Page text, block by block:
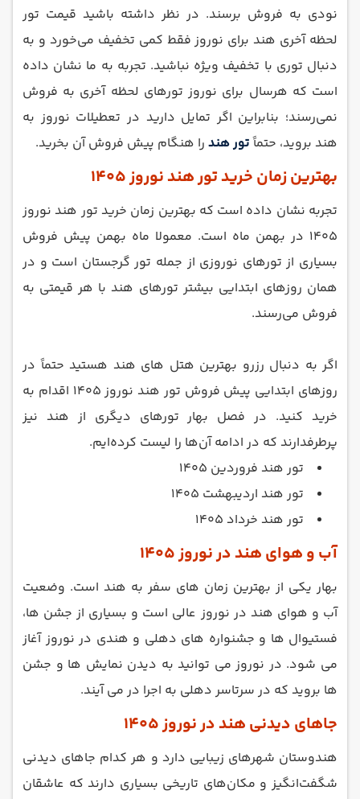
نودی به فروش برسند. در نظر داشته باشید قیمت تور
لحظه آخری هند برای نوروز فقط کمی تخفیف می‌خورد و به
دنبال توری با تخفیف ویژه نباشید. تجربه به ما نشان داده
است که هرسال برای نوروز تورهای لحظه آخری به فروش
نمی‌رسند؛ بنابراین اگر تمایل دارید در تعطیلات نوروز به
هند بروید، حتماًتور هند را هنگام پیش ‌فروش آن بخرید.
بهترین زمان خرید تور هند نوروز 1405
تجربه نشان داده است که بهترین زمان خرید تور هند نوروز
1405 در بهمن‌ ماه است. معمولا ماه بهمن پیش ‌فروش
بسیاری از تورهای نوروزی از جمله تور گرجستان است و در
همان روزهای ابتدایی بیشتر تورهای هند با هر قیمتی به
فروش می‌رسند.
اگر به دنبال رزرو بهترین هتل های هند هستید حتماً در
روزهای ابتدایی پیش ‌فروش تور هند نوروز 1405 اقدام به
خرید کنید. در فصل بهار تورهای دیگری از هند نیز
پرطرفدارند که در ادامه آن‌ها را لیست کرده‌ایم.
تور هند فروردین 1405
تور هند اردیبهشت 1405
تور هند خرداد 1405
آب و هوای هند در نوروز 1405
بهار یکی از بهترین زمان های سفر به هند است. وضعیت
آب و هوای هند در نوروز عالی است و بسیاری از جشن ها،
فستیوال ها و جشنواره های دهلی و هندی در نوروز آغاز
می شود. در نوروز می توانید به دیدن نمایش ها و جشن
ها بروید که در سرتاسر دهلی به اجرا در می آیند.
جاهای دیدنی هند در نوروز 1405
هندوستان شهرهای زیبایی دارد و هر کدام جاهای دیدنی
شگفت‌انگیز و مکان‌های تاریخی بسیاری دارند که عاشقان